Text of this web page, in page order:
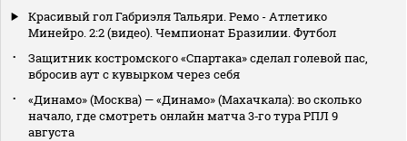
Красивый гол Габриэля Тальяри. Ремо - Атлетико
Минейро. 2:2 (видео). Чемпионат Бразилии. Футбол
Защитник костромского «Спартака» сделал голевой пас,
вбросив аут с кувырком через себя
«Динамо» (Москва) — «Динамо» (Махачкала): во сколько
начало, где смотреть онлайн матча 3‑го тура РПЛ 9
августа